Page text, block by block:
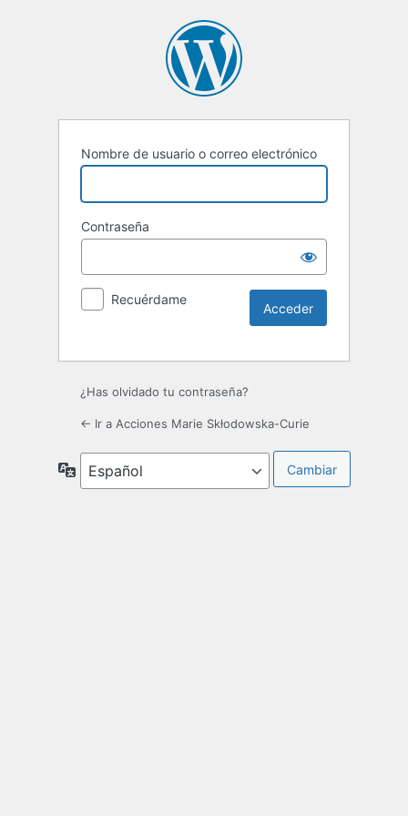
Nombre de usuario o correo electrónico
Contraseña
Recuérdame
¿Has olvidado tu contraseña?
← Ir a Acciones Marie Skłodowska-Curie
Idioma